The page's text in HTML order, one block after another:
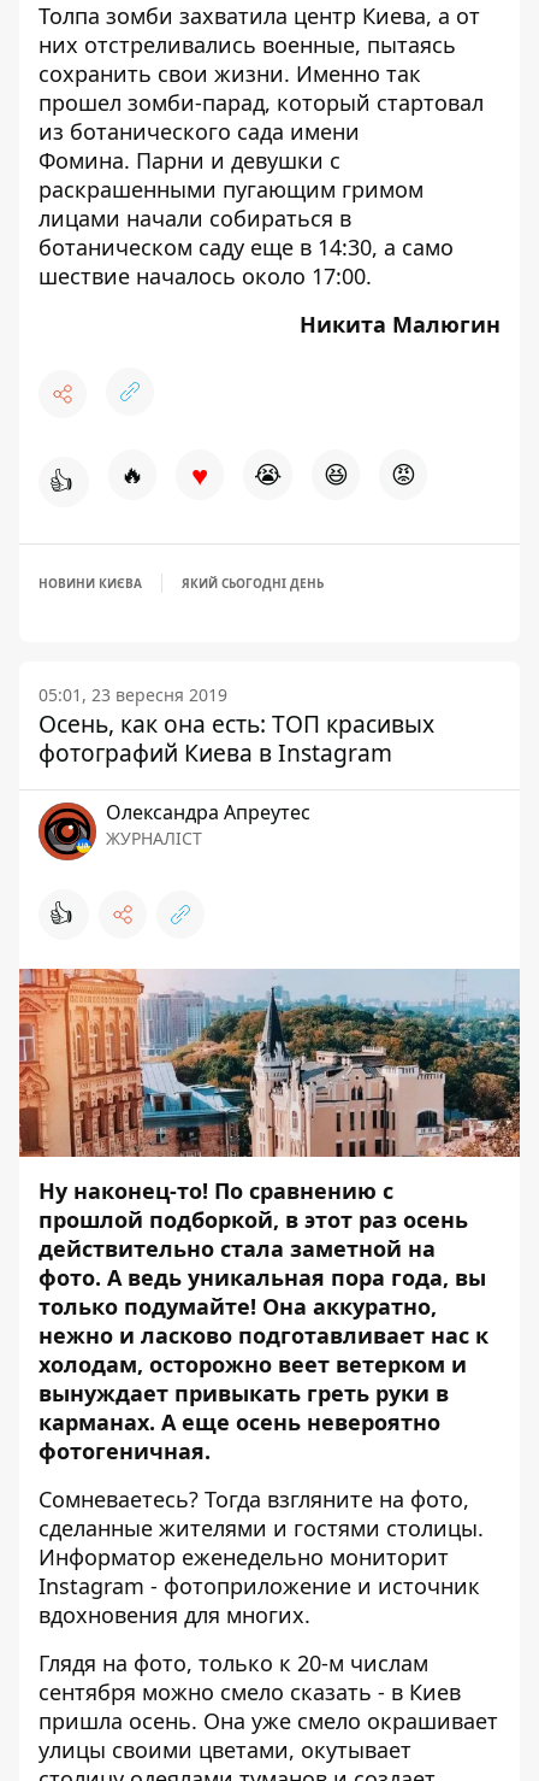
Толпа зомби захватила центр Киева, а от
них отстреливались военные, пытаясь
сохранить свои жизни. Именно так
прошел зомби-парад, который стартовал
из ботанического сада имени
Фомина. Парни и девушки с
раскрашенными пугающим гримом
лицами начали собираться в
ботаническом саду еще в 14:30, а само
шествие началось около 17:00.
Никита Малюгин
👍 🔥 ♥ 😭 😆 😡
НОВИНИ КИЄВА ЯКИЙ СЬОГОДНІ ДЕНЬ
05:01, 23 вересня 2019
Осень, как она есть: ТОП красивых
фотографий Киева в Instagram
Олександра Апреутес
ЖУРНАЛІСТ
👍
Ну наконец-то! По сравнению с
прошлой подборкой, в этот раз осень
действительно стала заметной на
фото. А ведь уникальная пора года, вы
только подумайте! Она аккуратно,
нежно и ласково подготавливает нас к
холодам, осторожно веет ветерком и
вынуждает привыкать греть руки в
карманах. А еще осень невероятно
фотогеничная.
Сомневаетесь? Тогда взгляните на фото,
сделанные жителями и гостями столицы.
Информатор еженедельно мониторит
Instagram - фотоприложение и источник
вдохновения для многих.
Глядя на фото, только к 20-м числам
сентября можно смело сказать - в Киев
пришла осень. Она уже смело окрашивает
улицы своими цветами, окутывает